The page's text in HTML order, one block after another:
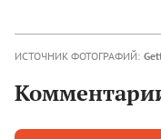
ИСТОЧНИК ФОТОГРАФИЙ: